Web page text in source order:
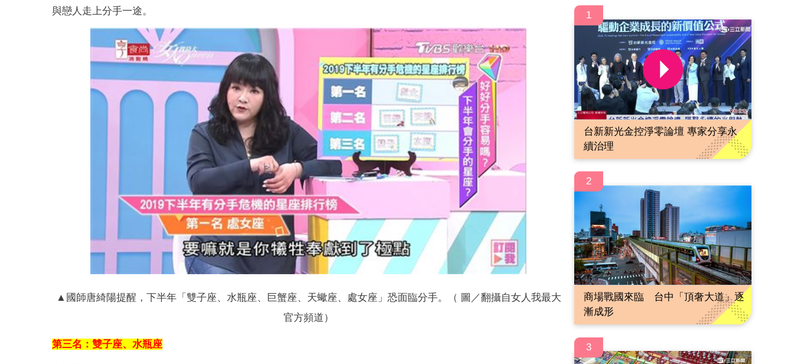
與戀人走上分手一途。
▲國師唐綺陽提醒，下半年「雙子座、水瓶座、巨蟹座、天蠍座、處女座」恐面臨分手。（ 圖／翻攝自女人我最大
官方頻道）
第三名：雙子座、水瓶座
1
台新新光金控淨零論壇 專家分享永
續治理
2
商場戰國來臨 台中「頂奢大道」逐
漸成形
3